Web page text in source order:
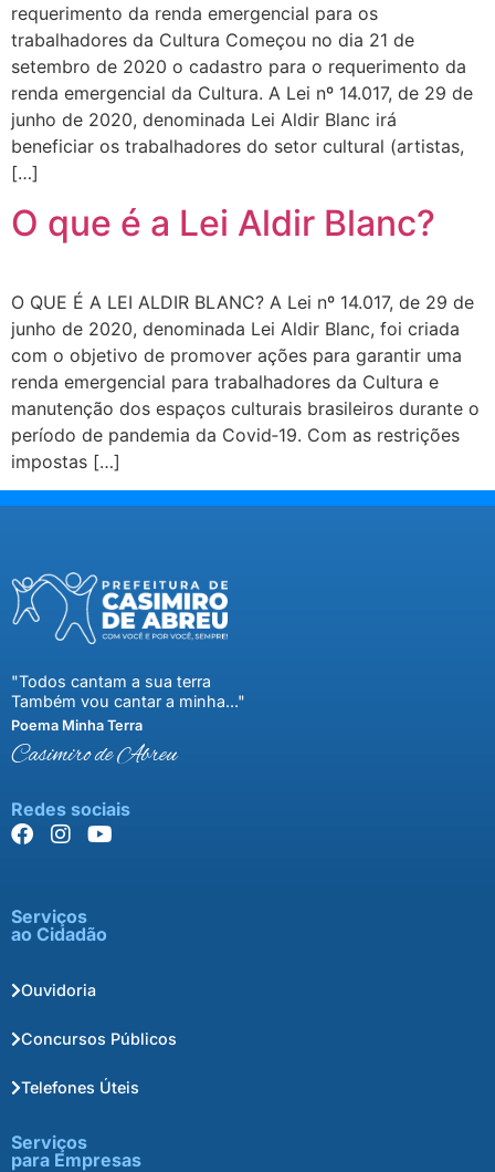
requerimento da renda emergencial para os
trabalhadores da Cultura Começou no dia 21 de
setembro de 2020 o cadastro para o requerimento da
renda emergencial da Cultura. A Lei nº 14.017, de 29 de
junho de 2020, denominada Lei Aldir Blanc irá
beneficiar os trabalhadores do setor cultural (artistas,
[…]
O que é a Lei Aldir Blanc?
O QUE É A LEI ALDIR BLANC? A Lei nº 14.017, de 29 de
junho de 2020, denominada Lei Aldir Blanc, foi criada
com o objetivo de promover ações para garantir uma
renda emergencial para trabalhadores da Cultura e
manutenção dos espaços culturais brasileiros durante o
período de pandemia da Covid‐19. Com as restrições
impostas […]
"Todos cantam a sua terra
Também vou cantar a minha..."
Poema Minha Terra
Casimiro de Abreu
Redes sociais
Serviços
ao Cidadão
Ouvidoria
Concursos Públicos
Telefones Úteis
Serviços
para Empresas